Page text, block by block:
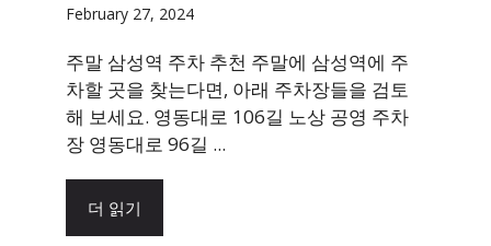
February 27, 2024
주말 삼성역 주차 추천 주말에 삼성역에 주
차할 곳을 찾는다면, 아래 주차장들을 검토
해 보세요. 영동대로 106길 노상 공영 주차
장 영동대로 96길 ...
더 읽기